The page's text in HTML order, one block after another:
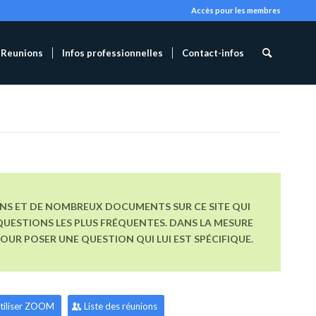
Accès pour les membres
Reunions Infos professionnelles Contact-infos
ET DE NOMBREUX DOCUMENTS SUR CE SITE QUI
LES PLUS FRÉQUENTES. DANS LA MESURE
POSER UNE QUESTION QUI LUI EST SPÉCIFIQUE.
ZOOM Liste des réunions